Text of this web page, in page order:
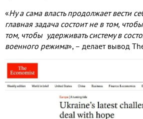
«Ну а сама власть продолжает вести
главная задача состоит не в том,
том, чтобы удерживать систему в
военного режима», – делает вывод